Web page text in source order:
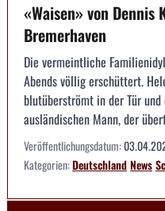
«Waisen» von
Bremerhaven
Die vermeintliche
Abends völlig erschüttert.
blutüberströmt in der Tür
ausländischen Mann, der
Veröffentlichungsdatum:
Kategorien:DeutschlandNews